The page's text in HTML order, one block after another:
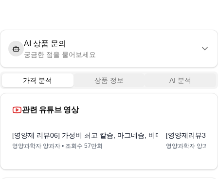
AI 상품 문의
궁금한 점을 물어보세요
가격 분석 상품 정보 AI 분석
관련 유튜브 영상
[영양제 리뷰06] 가성비 최고 칼슘, 마그네슘, 비타민D 1등 추천[칼
영양과학자 양과자 • 조회수 57만회
[영양제리뷰30]
영양과학자 양과자